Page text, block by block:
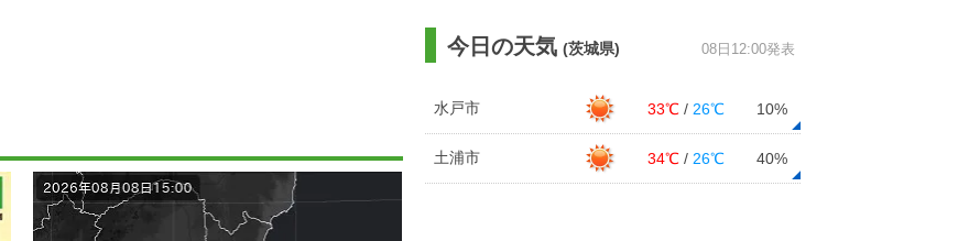
今日の天気 (茨城県) 08日12:00発表
水戸市 33℃ / 26℃ 10%
土浦市 34℃ / 26℃ 40%